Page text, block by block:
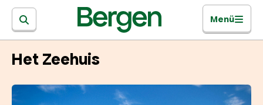
Menü
Het Zeehuis